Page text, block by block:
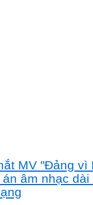
MV "Đảng vì
âm nhạc